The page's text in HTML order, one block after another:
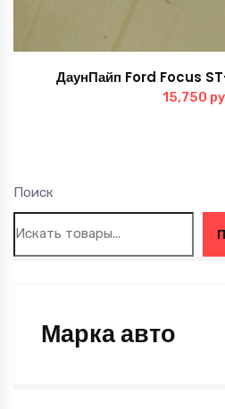
Поиск
Марка авто
ДаунПайп Ford Focus
15,750